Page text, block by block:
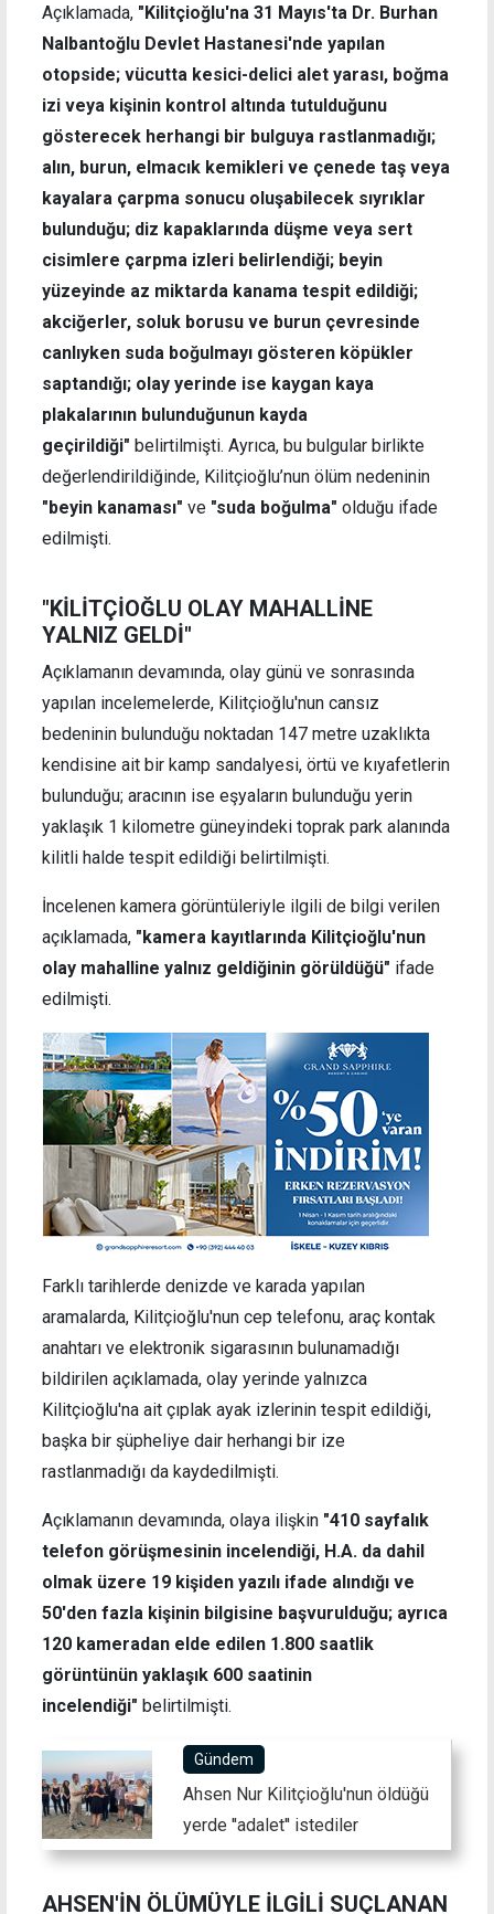
Açıklamada, "Kilitçioğlu'na 31 Mayıs'ta Dr. Burhan
Nalbantoğlu Devlet Hastanesi'nde yapılan
otopside; vücutta kesici-delici alet yarası, boğma
izi veya kişinin kontrol altında tutulduğunu
gösterecek herhangi bir bulguya rastlanmadığı;
alın, burun, elmacık kemikleri ve çenede taş veya
kayalara çarpma sonucu oluşabilecek sıyrıklar
bulunduğu; diz kapaklarında düşme veya sert
cisimlere çarpma izleri belirlendiği; beyin
yüzeyinde az miktarda kanama tespit edildiği;
akciğerler, soluk borusu ve burun çevresinde
canlıyken suda boğulmayı gösteren köpükler
saptandığı; olay yerinde ise kaygan kaya
plakalarının bulunduğunun kayda
geçirildiği" belirtilmişti. Ayrıca, bu bulgular birlikte
değerlendirildiğinde, Kilitçioğlu’nun ölüm nedeninin
"beyin kanaması" ve "suda boğulma" olduğu ifade
edilmişti.
"KİLİTÇİOĞLU OLAY MAHALLİNE
YALNIZ GELDİ"
Açıklamanın devamında, olay günü ve sonrasında
yapılan incelemelerde, Kilitçioğlu'nun cansız
bedeninin bulunduğu noktadan 147 metre uzaklıkta
kendisine ait bir kamp sandalyesi, örtü ve kıyafetlerin
bulunduğu; aracının ise eşyaların bulunduğu yerin
yaklaşık 1 kilometre güneyindeki toprak park alanında
kilitli halde tespit edildiği belirtilmişti.
İncelenen kamera görüntüleriyle ilgili de bilgi verilen
açıklamada, "kamera kayıtlarında Kilitçioğlu'nun
olay mahalline yalnız geldiğinin görüldüğü" ifade
edilmişti.
Farklı tarihlerde denizde ve karada yapılan
aramalarda, Kilitçioğlu'nun cep telefonu, araç kontak
anahtarı ve elektronik sigarasının bulunamadığı
bildirilen açıklamada, olay yerinde yalnızca
Kilitçioğlu'na ait çıplak ayak izlerinin tespit edildiği,
başka bir şüpheliye dair herhangi bir ize
rastlanmadığı da kaydedilmişti.
Açıklamanın devamında, olaya ilişkin "410 sayfalık
telefon görüşmesinin incelendiği, H.A. da dahil
olmak üzere 19 kişiden yazılı ifade alındığı ve
50'den fazla kişinin bilgisine başvurulduğu; ayrıca
120 kameradan elde edilen 1.800 saatlik
görüntünün yaklaşık 600 saatinin
incelendiği" belirtilmişti.
Gündem
Ahsen Nur Kilitçioğlu'nun öldüğü
yerde ''adalet'' istediler
AHSEN'İN ÖLÜMÜYLE İLGİLİ SUÇLANAN